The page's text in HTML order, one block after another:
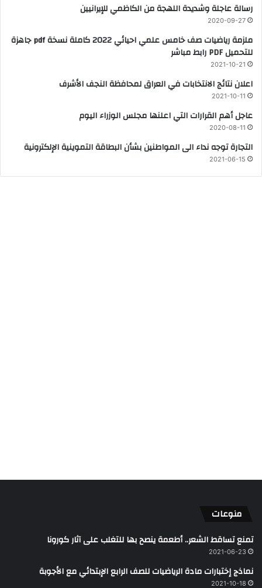
رسالة عاجلة وشديدة اللهجة من الكاظمي للإيرانيين
2020-09-27
ملزمة رياضيات صف خامس علمي احيائي 2022 كاملة نسخة pdf جاهزة
للتحميل PDF رابط مباشر
2021-10-21
اعلان نتائج الانتخابات في العراق لمحافظة النجف الأشرف
2021-10-11
عاجل أهم القرارات التي اعلنها مجلس الوزراء اليوم
2020-08-11
التجارة توجه نداء الى المواطنين بشأن البطاقة التموينية الإلكترونية
2021-06-15
منوعات
تمنع تساقط الشعر.. أطعمة ينصح بها للتغلب على آثار كورونا
2021-06-23
نماذج إختبارات مادة الرياضيات للصف الرابع الإبتدائي مع الأجوبة
2021-10-18